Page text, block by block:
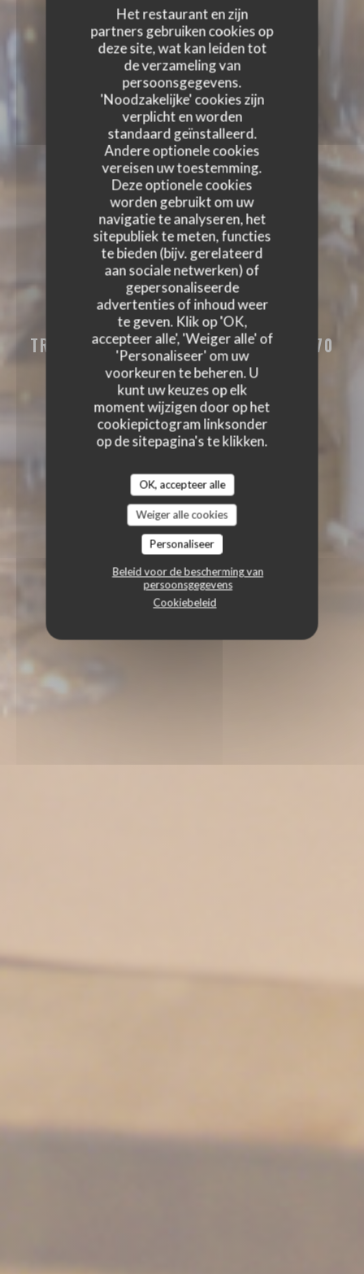
Het restaurant en zijn
partners gebruiken cookies op
deze site, wat kan leiden tot
de verzameling van
persoonsgegevens.
'Noodzakelijke' cookies zijn
verplicht en worden
standaard geïnstalleerd.
Andere optionele cookies
vereisen uw toestemming.
Deze optionele cookies
worden gebruikt om uw
navigatie te analyseren, het
sitepubliek te meten, functies
te bieden (bijv. gerelateerd
aan sociale netwerken) of
gepersonaliseerde
advertenties of inhoud weer
te geven. Klik op 'OK,
accepteer alle', 'Weiger alle' of
'Personaliseer' om uw
voorkeuren te beheren. U
kunt uw keuzes op elk
moment wijzigen door op het
cookiepictogram linksonder
op de sitepagina's te klikken.
OK, accepteer alle
Weiger alle cookies
Personaliseer
Beleid voor de bescherming van
persoonsgegevens
Cookiebeleid
LA TABLE DES ANGES
LA TABLE DES ANGES
TRADITIONEEL RESTAURANT|+33 6 70
54 21 59‬